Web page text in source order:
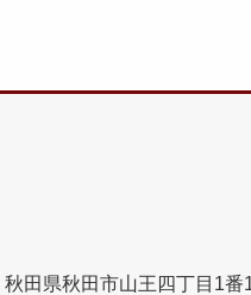
田県秋田市山王四丁目1番